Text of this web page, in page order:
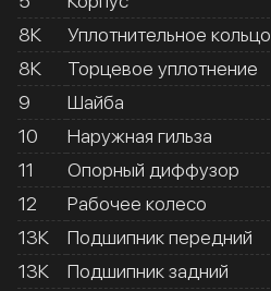
8К
Уплотнительное кольцо
8К
Торцевое уплотнение
9
Шайба
10
Наружная гильза
11
Опорный диффузор
12
Рабочее колесо
13К
Подшипник передний
13К
Подшипник задний